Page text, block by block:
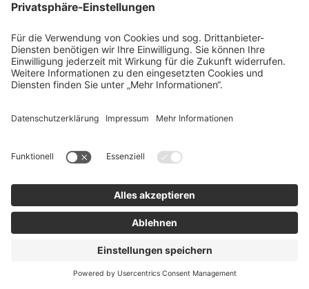
Browser Ihres Endgeräts gespeichert und ausgelesen
Cookies sind unbedingt erforderlich für die
Inanspruchnahme dieses Dienstes.
Wir haben mit der iPaper A/S einen
Anforderungen des Art. 28 DS-GVO entspricht.
Friendly Captcha
Zur Erkennung und Verhinderung von sog. „Bots“, die
zur Beeinträchtigung von Funktionen der
Internetseiten (insbes. Formulare) führen können,
setzen wir den Dienst „Friendly Captcha“ der Friendly
Captcha GmbH ein. Dabei übermittelt Ihr Browser